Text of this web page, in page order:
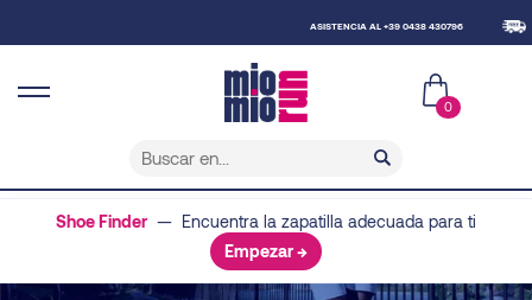
ASISTENCIA AL +39 0438 430796
0
Shoe Finder — Encuentra la zapatilla adecuada para ti
Empezar →